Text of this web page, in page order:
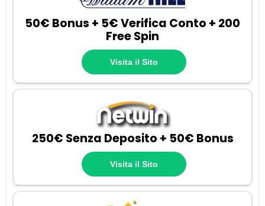
50€ Bonus + 5€ Verifica Conto + 200
Free Spin
Visita il Sito
250€ Senza Deposito + 50€ Bonus
Visita il Sito